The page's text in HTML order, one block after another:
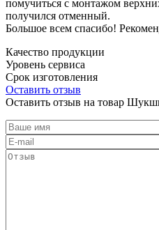
помучиться с монтажом
получился отменный.
Большое всем спасибо!
Качество продукции
Уровень сервиса
Срок изготовления
Оставить отзыв
Оставить отзыв на товар